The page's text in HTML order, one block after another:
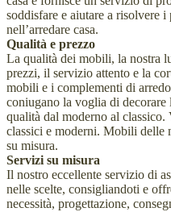
soddisfare e aiutare a risolvere
nell’arredare casa.
Qualità e prezzo
La qualità dei mobili, la nostra
prezzi, il servizio attento e la
mobili e i complementi di
coniugano la voglia di decorare
qualità dal moderno al classico.
classici e moderni. Mobili delle
su misura.
Servizi su misura
Il nostro eccellente servizio di
nelle scelte, consigliandoti e
necessità, progettazione,